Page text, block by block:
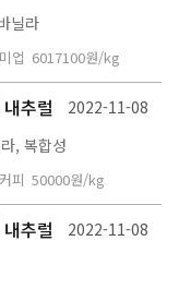
닐라
업 6017100원/kg
추럴 2022-11-08
, 복합성
피 50000원/kg
추럴 2022-11-08